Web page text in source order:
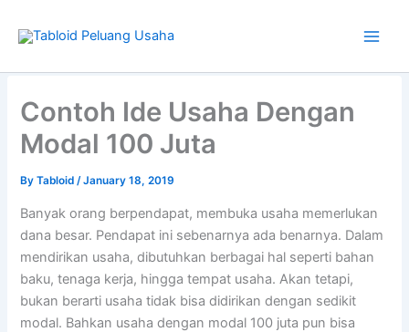
Contoh Ide Usaha Dengan
Modal 100 Juta
ByTabloid/January 18, 2019
Banyak orang berpendapat, membuka usaha memerlukan
dana besar. Pendapat ini sebenarnya ada benarnya. Dalam
mendirikan usaha, dibutuhkan berbagai hal seperti bahan
baku, tenaga kerja, hingga tempat usaha. Akan tetapi,
bukan berarti usaha tidak bisa didirikan dengan sedikit
modal. Bahkan usaha dengan modal 100 juta pun bisa
your
email…